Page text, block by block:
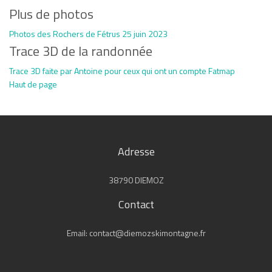
Plus de photos
Photos des Rochers de Fétrus 25 juin 2023
Trace 3D de la randonnée
Trace 3D faite par Antoine pour ceux qui ont un compte Fatmap
Haut de page
Adresse
38790 DIEMOZ
Contact
Email: contact@diemozskimontagne.fr